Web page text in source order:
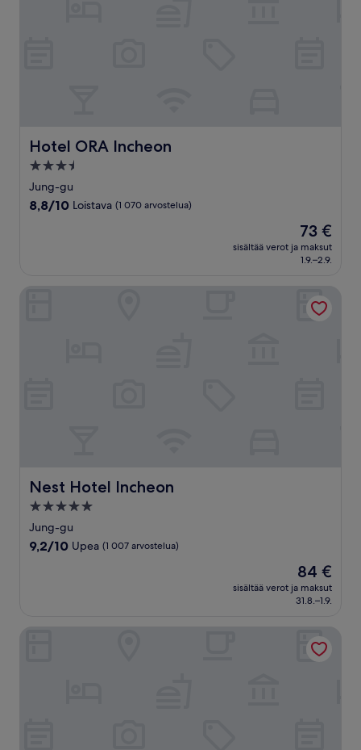
Hotel ORA Incheon
Hotel ORA Incheon
3.5
tähden
majoituspaikka
Jung-gu
8.8
8,8/10 Loistava (1 070 arvostelua)
Hinta
on
73 €
73 €
sisältää verot ja maksut
1.9.–2.9.
Nest Hotel Incheon
Nest Hotel Incheon
5.0
tähden
majoituspaikka
Jung-gu
9.2
9,2/10 Upea (1 007 arvostelua)
Hinta
on
84 €
84 €
sisältää verot ja maksut
31.8.–1.9.